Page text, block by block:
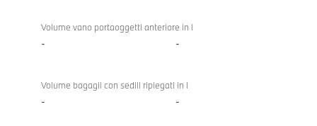
Volume vano portaoggetti anteriore in l
- -
Volume bagagli con sedili ripiegati in l
- -